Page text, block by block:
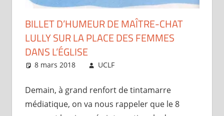
BILLET D’HUMEUR DE MAÎTRE-CHAT
LULLY SUR LA PLACE DES FEMMES
DANS L’ÉGLISE
8 mars 2018 UCLF
Demain, à grand renfort de tintamarre
médiatique, on va nous rappeler que le 8